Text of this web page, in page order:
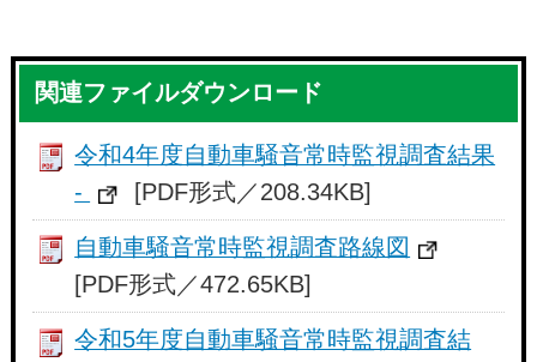
関連ファイルダウンロード
令和4年度自動車騒音常時監視調査結果
-
[PDF形式／208.34KB]
自動車騒音常時監視調査路線図
[PDF形式／472.65KB]
令和5年度自動車騒音常時監視調査結